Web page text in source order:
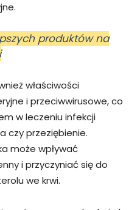
produktów na
właściwości
i przeciwwirusowe, co
w leczeniu infekcji
czy przeziębienie.
może wpływać
i przyczyniać się do
we krwi.